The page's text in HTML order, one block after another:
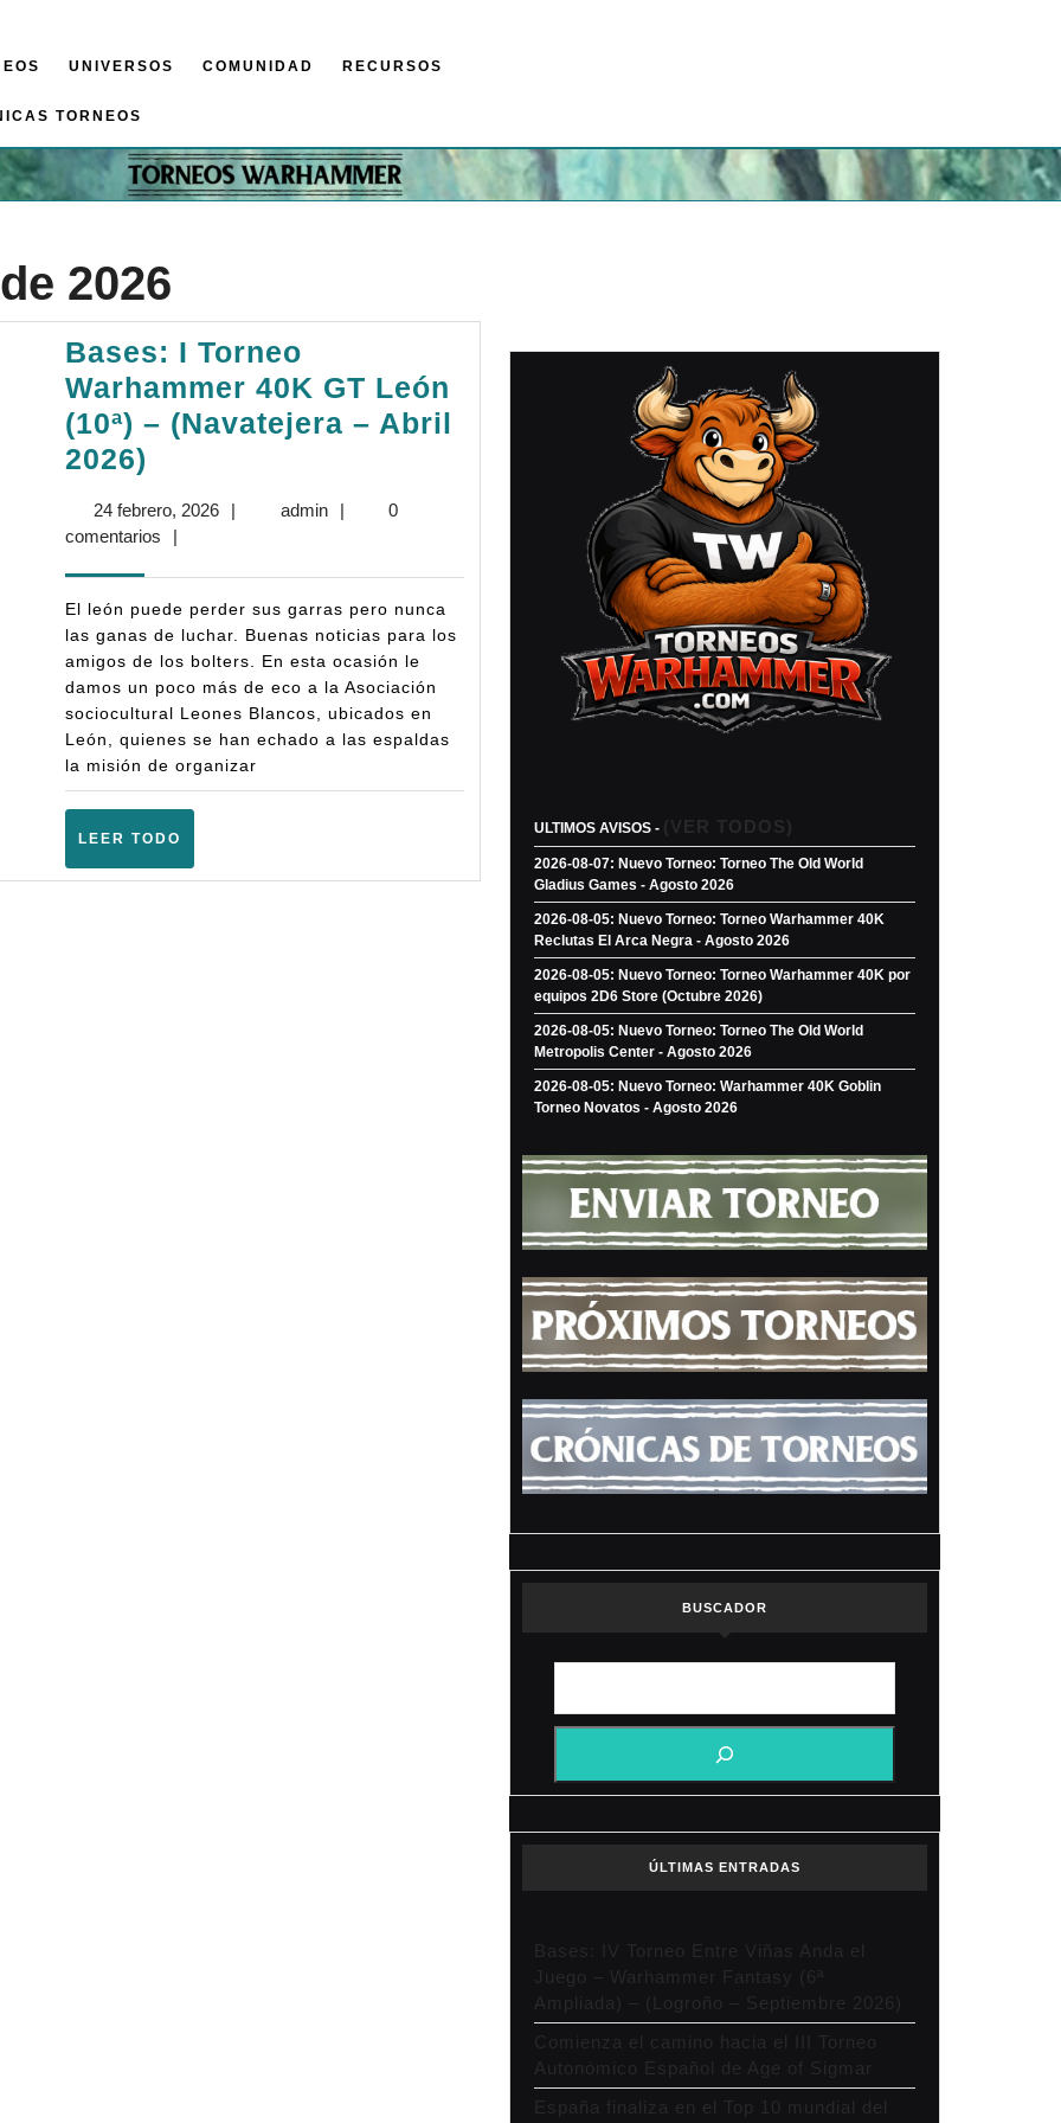
UNIVERSOS COMUNIDAD RECURSOS
TORNEOS
2026
Bases: I Torneo
Warhammer 40K GT León
(10ª) – (Navatejera – Abril
2026)
Torneo
40K
GT
León
(10ª)
–
(Navatejera
–
Abril
2026)
24 febrero, 202624| adminadmin
|
0
comentarios
|
El león puede perder sus garras pero nunca
las ganas de luchar. Buenas noticias para los
amigos de los bolters. En esta ocasión le
damos un poco más de eco a la Asociación
sociocultural Leones Blancos, ubicados en
León, quienes se han echado a las espaldas
la misión de organizar
LEER TODO
ULTIMOS AVISOS - (VER TODOS)
2026-08-07: Nuevo Torneo: Torneo The Old World
Gladius Games - Agosto 2026
2026-08-05: Nuevo Torneo: Torneo Warhammer 40K
Reclutas El Arca Negra - Agosto 2026
2026-08-05: Nuevo Torneo: Torneo Warhammer 40K por
equipos 2D6 Store (Octubre 2026)
2026-08-05: Nuevo Torneo: Torneo The Old World
Metropolis Center - Agosto 2026
2026-08-05: Nuevo Torneo: Warhammer 40K Goblin
Torneo Novatos - Agosto 2026
BUSCADOR
ÚLTIMAS ENTRADAS
Bases: IV Torneo Entre Viñas Anda el
Juego – Warhammer Fantasy (6ª
Ampliada) – (Logroño – Septiembre 2026)
Comienza el camino hacia el III Torneo
Autonómico Español de Age of Sigmar
España finaliza en el Top 10 mundial del